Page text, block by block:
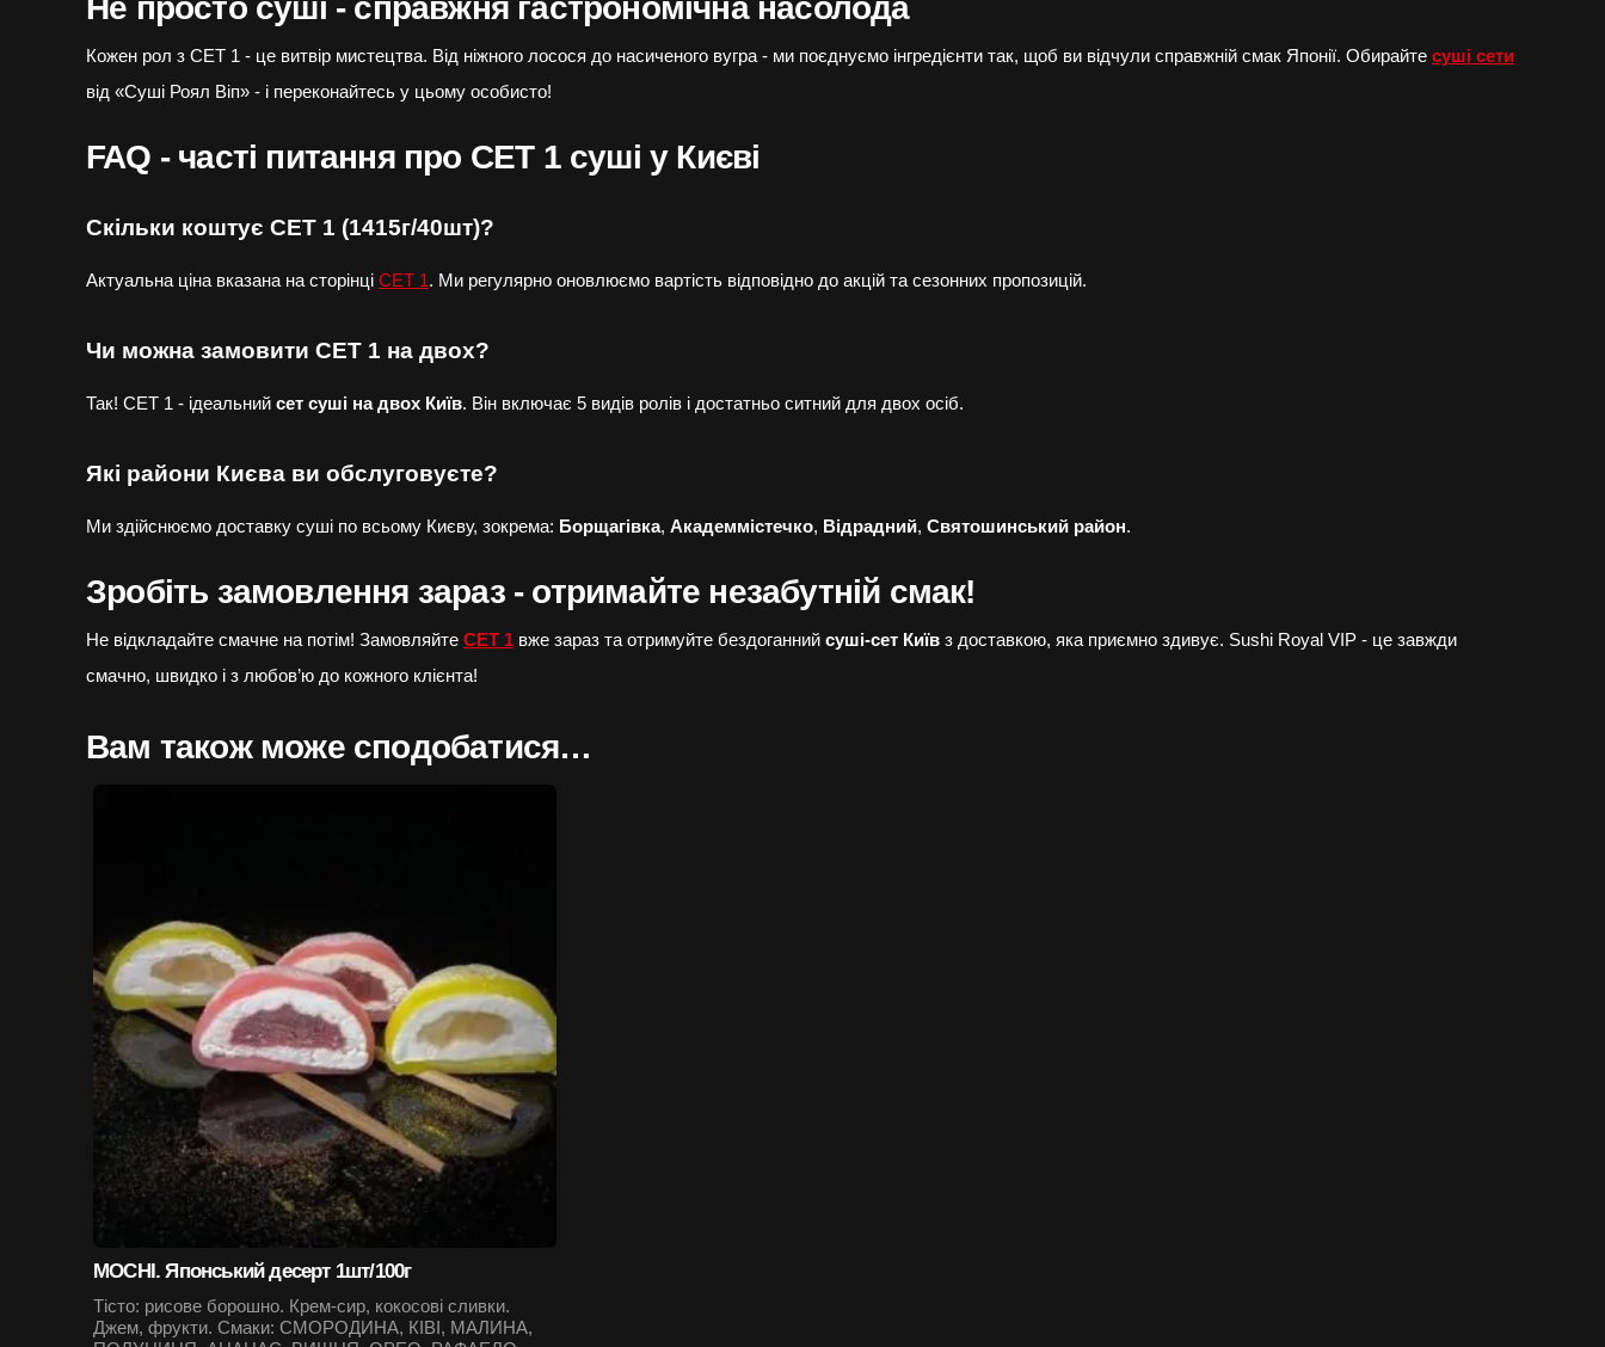
Не просто суші - справжня гастрономічна насолода
Кожен рол з СЕТ 1 - це витвір мистецтва. Від ніжного лосося до насиченого вугра - ми поєднуємо інгредієнти так, щоб ви відчули справжній смак Японії. Обирайте суші сети
від «Суші Роял Віп» - і переконайтесь у цьому особисто!
FAQ - часті питання про СЕТ 1 суші у Києві
Скільки коштує СЕТ 1 (1415г/40шт)?
Актуальна ціна вказана на сторінці СЕТ 1. Ми регулярно оновлюємо вартість відповідно до акцій та сезонних пропозицій.
Чи можна замовити СЕТ 1 на двох?
Так! СЕТ 1 - ідеальний сет суші на двох Київ. Він включає 5 видів ролів і достатньо ситний для двох осіб.
Які райони Києва ви обслуговуєте?
Ми здійснюємо доставку суші по всьому Києву, зокрема: Борщагівка, Академмістечко, Відрадний, Святошинський район.
Зробіть замовлення зараз - отримайте незабутній смак!
Не відкладайте смачне на потім! Замовляйте СЕТ 1 вже зараз та отримуйте бездоганний суші-сет Київ з доставкою, яка приємно здивує. Sushi Royal VIP - це завжди
смачно, швидко і з любов’ю до кожного клієнта!
Вам також може сподобатися…
MOCHI. Японський десерт 1шт/100г
Тісто: рисове борошно. Крем-сир, кокосові сливки.
Джем, фрукти. Смаки: СМОРОДИНА, КІВІ, МАЛИНА,